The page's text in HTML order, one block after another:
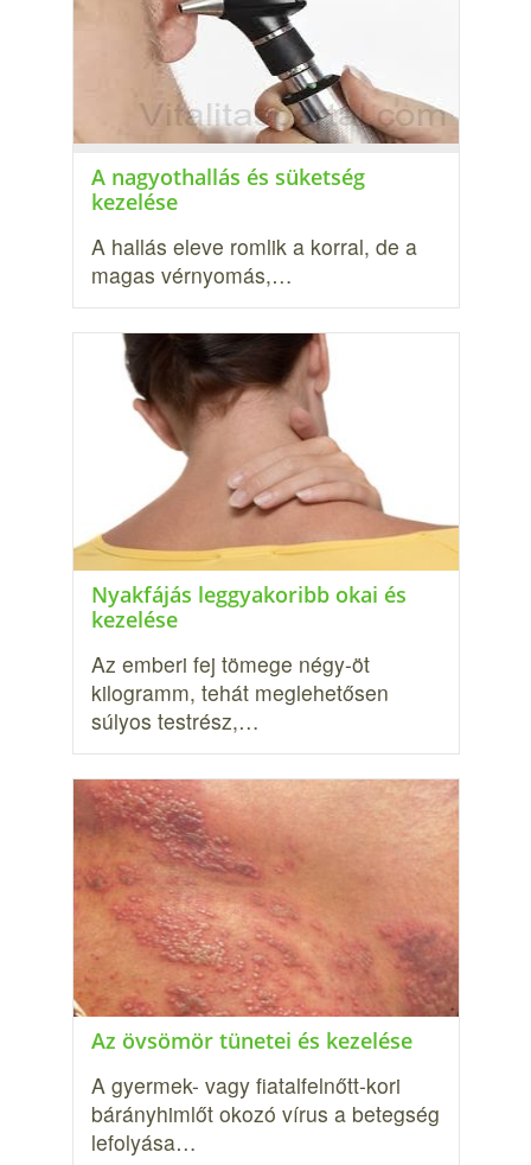
A nagyothallás és süketség
kezelése
A hallás eleve romlik a korral, de a
magas vérnyomás,…
Nyakfájás leggyakoribb okai és
kezelése
Az emberi fej tömege négy-öt
kilogramm, tehát meglehetősen
súlyos testrész,…
Az övsömör tünetei és kezelése
A gyermek- vagy fiatalfelnőtt-kori
bárányhimlőt okozó vírus a betegség
lefolyása…